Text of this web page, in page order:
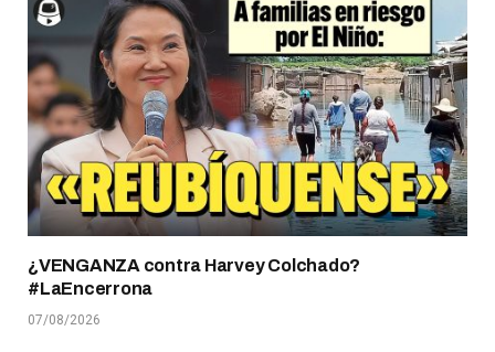
¿VENGANZA contra Harvey Colchado?
#LaEncerrona
07/08/2026